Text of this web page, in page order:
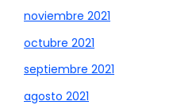
noviembre 2021
octubre 2021
septiembre 2021
agosto 2021